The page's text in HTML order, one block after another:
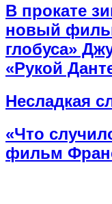
В прокате
новый
глобуса»
«Рукой
Несладкая
«Что
фильм